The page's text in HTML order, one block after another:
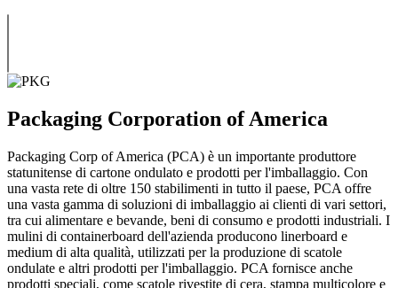
Packaging Corporation of America
Packaging Corp of America (PCA) è un importante produttore
statunitense di cartone ondulato e prodotti per l'imballaggio. Con
una vasta rete di oltre 150 stabilimenti in tutto il paese, PCA offre
una vasta gamma di soluzioni di imballaggio ai clienti di vari settori,
tra cui alimentare e bevande, beni di consumo e prodotti industriali. I
mulini di containerboard dell'azienda producono linerboard e
medium di alta qualità, utilizzati per la produzione di scatole
ondulate e altri prodotti per l'imballaggio. PCA fornisce anche
prodotti speciali, come scatole rivestite di cera, stampa multicolore e